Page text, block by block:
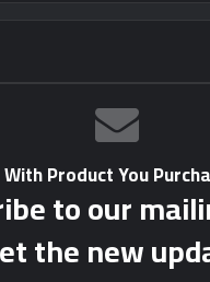
With Product You
to our
the new